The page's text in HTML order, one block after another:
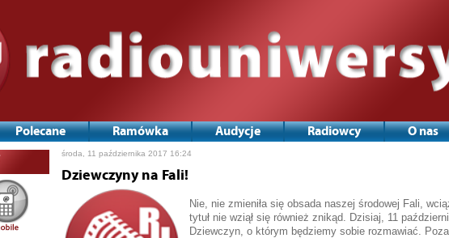
Polecane Ramówka Audycje Radiowcy O nas
środa, 11 października 2017 16:24
Dziewczyny na Fali!
Nie, nie zmieniła się obsada naszej środowej Fali,
tytuł nie wziął się również znikąd. Dzisiaj, 11
Dziewczyn, o którym będziemy sobie rozmawiać.